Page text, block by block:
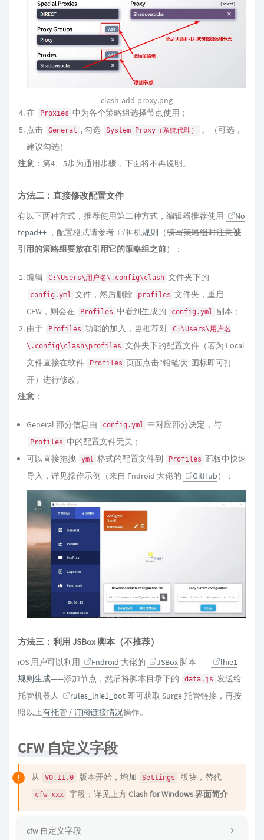
clash-add-proxy.png
在
Proxies 中为各个策略组选择节点使用；
点击
General , 勾选 System Proxy（系统代理）
。（可选，
建议勾选）
注意 ：第4、5步为通用步骤，下面将不再说明。
方法二：直接修改配置文件
有以下两种方式，推荐使用第二种方式，编辑器推荐使用
No
tepad++ ，配置格式请参考 神机规则 （编写策略组时注意被
引用的策略组要放在引用它的策略组之前）：
编辑 C:\Users\用户名\.config\clash 文件夹下的
config.yml 文件，然后删除 profiles 文件夹，重启
CFW，则会在
Profiles 中看到生成的 config.yml 副本；
由于
Profiles 功能的加入，更推荐对 C:\Users\用户名
\.config\clash\profiles 文件夹下的配置文件（若为 Local
文件直接在软件
Profiles 页面点击“铅笔状”图标即可打
开）进行修改。
注意 ：
General 部分信息由 config.yml 中对应部分决定，与
Profiles 中的配置文件无关；
可以直接拖拽
yml 格式的配置文件到 Profiles 面板中快速
导入，详见操作示例（来自 Fndroid 大佬的
GitHub）：
方法三：利用 JSBox 脚本（不推荐）
iOS 用户可以利用 Fndroid 大佬的 JSBox 脚本——
lhie1
规则生成——添加节点，然后将脚本目录下的 data.js 发送给
托管机器人
rules_lhie1_bot 即可获取 Surge 托管链接，再按
照以上有托管 / 订阅链接情况操作。
CFW 自定义字段
从 V0.11.0 版本开始，增加 Settings 版块，替代
cfw-xxx 字段；详见上方Clash for Windows 界面简介
cfw 自定义字段